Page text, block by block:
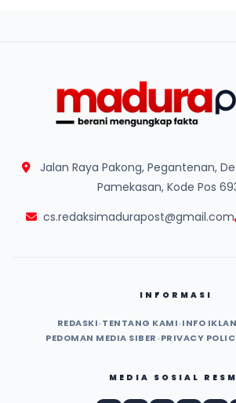
Jalan Raya Pakong, Pegantenan,
Pamekasan, Kode Pos
cs.redaksimadurapost@gmail.com
INFORMASI
REDASKI•TENTANG KAMI•INFO IKLAN
PEDOMAN MEDIA SIBER•PRIVACY
MEDIA SOSIAL